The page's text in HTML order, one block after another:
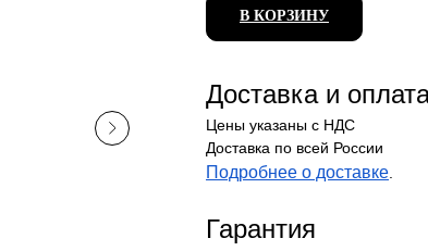
В КОРЗИНУ
Доставка и
Цены указаны с НДС
Доставка по всей России
Подробнее о доставке.
Гарантия